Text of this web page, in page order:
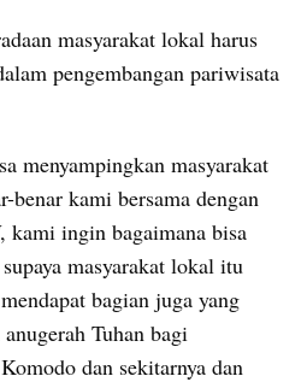
masyarakat lokal harus
pengembangan pariwisata
menyampingkan masyarakat
benar kami bersama dengan
kami ingin bagaimana bisa
masyarakat lokal itu
bagian juga yang
Tuhan bagi
dan sekitarnya dan